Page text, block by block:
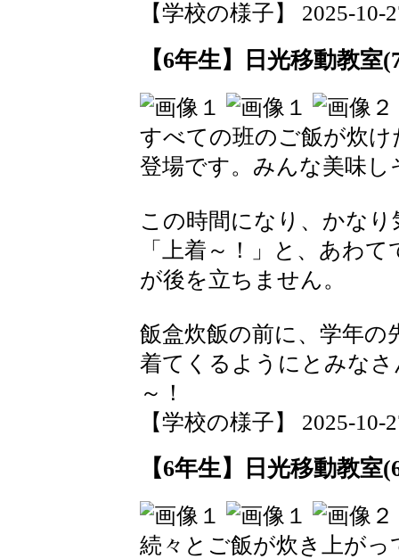
【学校の様子】 2025-10-
【6年生】日光移動教室
すべての班のご飯が炊
登場です。みんな美味
この時間になり、かな
「上着～！」と、あわ
が後を立ちません。
飯盒炊飯の前に、学年の
着てくるようにとみな
～！
【学校の様子】 2025-10-
【6年生】日光移動教室
続々とご飯が炊き上が